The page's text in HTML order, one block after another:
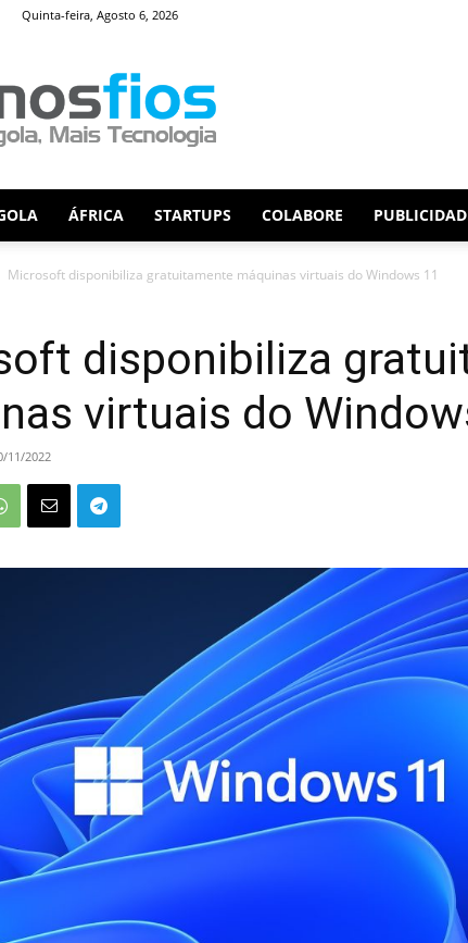
Quinta-feira, Agosto 6, 2026
Fios
ÁFRICA STARTUPS COLABORE
Microsoft disponibiliza gratuitamente máquinas virtuais do Windows 11
disponibiliza
virtuais do
11/2022